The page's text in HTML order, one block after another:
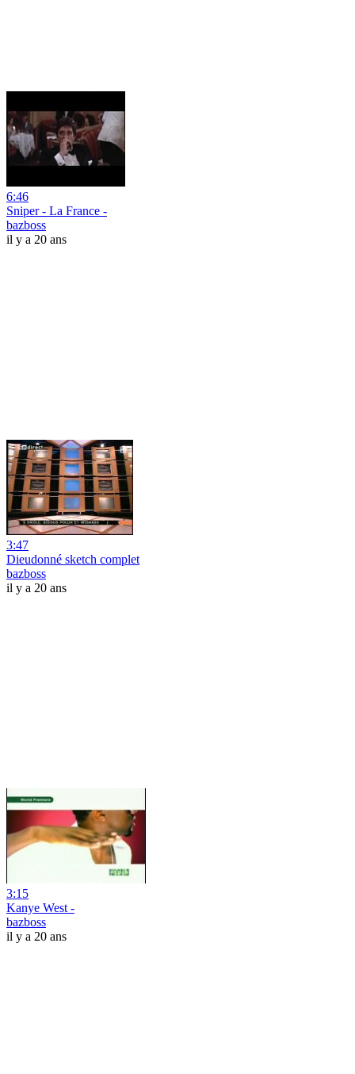
6:46
Sniper - La France -
bazboss
il y a 20 ans
3:47
Dieudonné sketch complet
bazboss
il y a 20 ans
3:15
Kanye West -
bazboss
il y a 20 ans